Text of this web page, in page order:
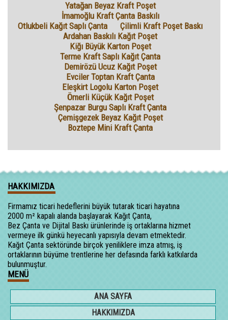
Yatağan Beyaz Kraft Poşet
İmamoğlu Kraft Çanta Baskılı
Otlukbeli Kağıt Saplı Çanta
Çilimli Kraft Poşet Baskı
Ardahan Baskılı Kağıt Poşet
Kiğı Büyük Karton Poşet
Terme Kraft Saplı Kağıt Çanta
Demirözü Ucuz Kağıt Poşet
Evciler Toptan Kraft Çanta
Eleşkirt Logolu Karton Poşet
Ömerli Küçük Kağıt Poşet
Şenpazar Burgu Saplı Kraft Çanta
Çemişgezek Beyaz Kağıt Poşet
Boztepe Mini Kraft Çanta
HAKKIMIZDA
Firmamız ticari hedeflerini büyük tutarak ticari hayatına
2000 m² kapalı alanda başlayarak Kağıt Çanta,
Bez Çanta ve Dijital Baskı ürünlerinde iş ortaklarına hizmet
vermeye ilk günkü heyecanlı yapısıyla devam etmektedir.
Kağıt Çanta sektöründe birçok yeniliklere imza atmış, iş
ortaklarının büyüme trentlerine her defasında farklı katkılarda
bulunmuştur.
MENÜ
ANA SAYFA
HAKKIMIZDA